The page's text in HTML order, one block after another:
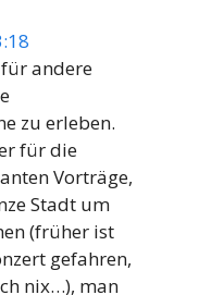
andere
zu erleben.
für die
Vorträge,
Stadt um
(früher ist
gefahren,
nix…), man